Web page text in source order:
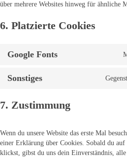
über mehrere Websites hinweg für ähnliche
6. Platzierte Cookies
Google Fonts
Sonstiges
7. Zustimmung
Wenn du unsere Website das erste Mal
einer Erklärung über Cookies. Sobald du auf
klickst, gibst du uns dein Einverständnis,